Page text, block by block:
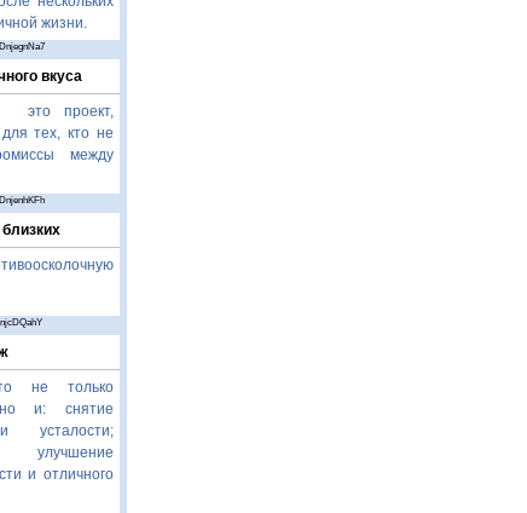
жизни.
вкуса
проект,
тех, кто не
между
не только
но и: снятие
усталости;
и отличного